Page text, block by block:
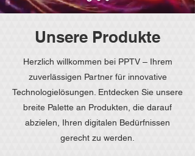
Unsere Produkte
Herzlich willkommen bei PPTV – Ihrem
zuverlässigen Partner für innovative
Technologielösungen. Entdecken Sie unsere
breite Palette an Produkten, die darauf
abzielen, Ihren digitalen Bedürfnissen
gerecht zu werden.